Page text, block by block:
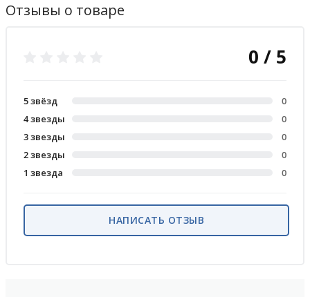
Отзывы о товаре
0 / 5
5 звёзд
0
4 звезды
0
3 звезды
0
2 звезды
0
1 звезда
0
НАПИСАТЬ ОТЗЫВ